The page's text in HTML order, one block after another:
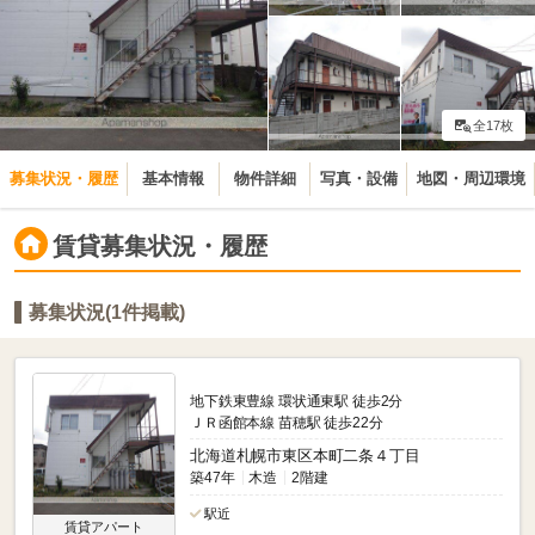
全17枚
募集状況・履歴 基本情報 物件詳細 写真・設備 地図・周辺環境
賃貸募集状況・履歴
募集状況(1件掲載)
賃貸アパート
地下鉄東豊線 環状通東駅 徒歩2分
ＪＲ函館本線 苗穂駅 徒歩22分
北海道札幌市東区本町二条４丁目
築47年 木造 2階建
駅近